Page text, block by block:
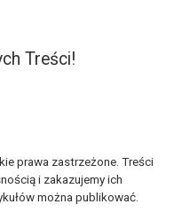
Treści!
prawa zastrzeżone. Treści
i zakazujemy ich
można publikować.